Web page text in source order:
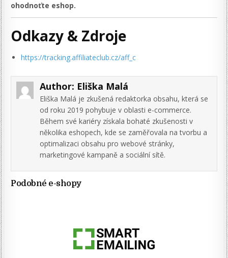
ohodnoťte eshop.
Odkazy & Zdroje
https://tracking.affiliateclub.cz/aff_c
Author: Eliška Malá
Eliška Malá je zkušená redaktorka obsahu, která se
od roku 2019 pohybuje v oblasti e-commerce.
Během své kariéry získala bohaté zkušenosti v
několika eshopech, kde se zaměřovala na tvorbu a
optimalizaci obsahu pro webové stránky,
marketingové kampaně a sociální sítě.
Podobné e-shopy